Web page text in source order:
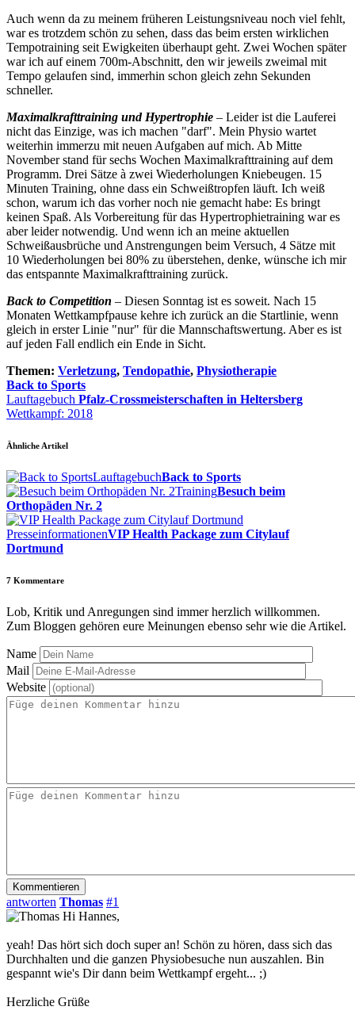
Auch wenn da zu meinem früheren Leistungsniveau noch viel fehlt,
war es trotzdem schön zu sehen, dass das beim ersten wirklichen
Tempotraining seit Ewigkeiten überhaupt geht. Zwei Wochen später
war ich auf einem 700m-Abschnitt, den wir jeweils zweimal mit
Tempo gelaufen sind, immerhin schon gleich zehn Sekunden
schneller.
Maximalkrafttraining und Hypertrophie – Leider ist die Lauferei
nicht das Einzige, was ich machen "darf". Mein Physio wartet
weiterhin immerzu mit neuen Aufgaben auf mich. Ab Mitte
November stand für sechs Wochen Maximalkrafttraining auf dem
Programm. Drei Sätze à zwei Wiederholungen Kniebeugen. 15
Minuten Training, ohne dass ein Schweißtropfen läuft. Ich weiß
schon, warum ich das vorher noch nie gemacht habe: Es bringt
keinen Spaß. Als Vorbereitung für das Hypertrophietraining war es
aber leider notwendig. Und wenn ich an meine aktuellen
Schweißausbrüche und Anstrengungen beim Versuch, 4 Sätze mit
10 Wiederholungen bei 80% zu überstehen, denke, wünsche ich mir
das entspannte Maximalkrafttraining zurück.
Back to Competition – Diesen Sonntag ist es soweit. Nach 15
Monaten Wettkampfpause kehre ich zurück an die Startlinie, wenn
gleich in erster Linie "nur" für die Mannschaftswertung. Aber es ist
auf jeden Fall endlich ein Ende in Sicht.
Themen: Verletzung, Tendopathie, Physiotherapie
Back to Sports
Lauftagebuch Pfalz-Crossmeisterschaften in Heltersberg
Wettkampf: 2018
Ähnliche Artikel
LauftagebuchBack to Sports
TrainingBesuch beim
Orthopäden Nr. 2
PresseinformationenVIP Health Package zum Citylauf
Dortmund
7 Kommentare
Lob, Kritik und Anregungen sind immer herzlich willkommen.
Zum Bloggen gehören eure Meinungen ebenso sehr wie die Artikel.
Name
Mail
Website
antworten Thomas #1
Hi Hannes,
yeah! Das hört sich doch super an! Schön zu hören, dass sich das
Durchhalten und die ganzen Physiobesuche nun auszahlen. Bin
gespannt wie's Dir dann beim Wettkampf ergeht... ;)
Herzliche Grüße